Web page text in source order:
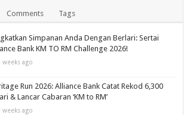
Comments Tags
Simpanan Anda Dengan Berlari: Sertai
Bank KM TO RM Challenge 2026!
weeks ago
Run 2026: Alliance Bank Catat Rekod 6,300
& Lancar Cabaran ‘KM to RM’
weeks ago